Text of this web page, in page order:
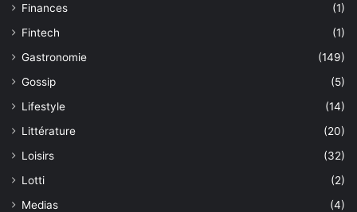
Finances
(1)
Fintech
(1)
Gastronomie
(149)
Gossip
(5)
Lifestyle
(14)
Littérature
(20)
Loisirs
(32)
Lotti
(2)
Medias
(4)